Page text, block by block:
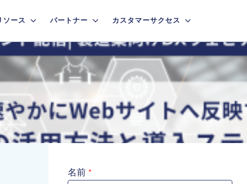
ソース パートナー カスタマーサクセス
名前